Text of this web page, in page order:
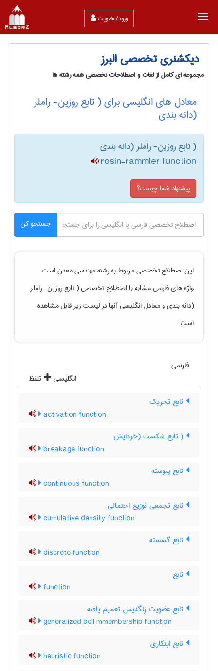
ورود/عضویت
دیکشنری تخصصی البرز
مجموعه ای کامل از لغات و اصطلاحات تخصصی همه رشته ها
معادل های انگلیسی برای ( تابع روزین- راملر
(دانه بندی
( تابع روزین- راملر (دانه بندی
rosin-rammler function
پیشنهاد شما چیست؟
جستجو کن
این اصطلاح تخصصی مربوط به رشتهمهندسی معدناست.
واژه های فارسی مشابه با اصطلاح تخصصی( تابع روزین- راملر
(دانه بندیو معادل انگلیسی آنها در لیست زیر قابل مشاهده
است
فارسی
انگلیسی
تلفظ
تابع تحریک
activation function
( تابع شکست (خردایش
breakage function
تابع پیوسته
continuous function
تابع تجمعی توزیع احتمالی
cumulative density function
تابع گسسته
discrete function
تابع
function
تابع عضویت زنگدیس تعمیم یافته
generalized bell mmembership function
تابع ابتکاری
heuristic function